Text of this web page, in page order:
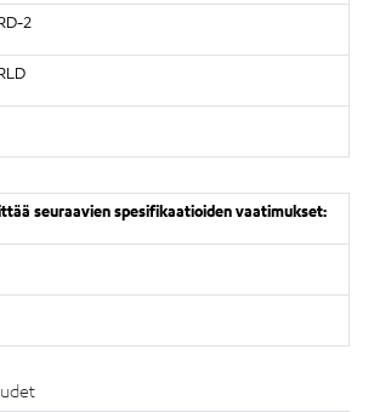
2
seuraavien spesifikaatioiden vaatimukset: